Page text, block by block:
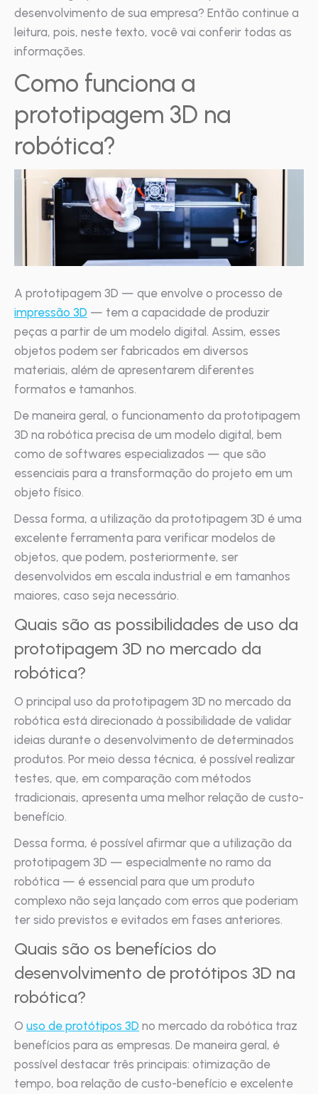
desenvolvimento de sua empresa? Então continue a
leitura, pois, neste texto, você vai conferir todas as
informações.
Como funciona a
prototipagem 3D na
robótica?
A prototipagem 3D — que envolve o processo de
impressão 3D — tem a capacidade de produzir
peças a partir de um modelo digital. Assim, esses
objetos podem ser fabricados em diversos
materiais, além de apresentarem diferentes
formatos e tamanhos.
De maneira geral, o funcionamento da prototipagem
3D na robótica precisa de um modelo digital, bem
como de softwares especializados — que são
essenciais para a transformação do projeto em um
objeto físico.
Dessa forma, a utilização da prototipagem 3D é uma
excelente ferramenta para verificar modelos de
objetos, que podem, posteriormente, ser
desenvolvidos em escala industrial e em tamanhos
maiores, caso seja necessário.
Quais são as possibilidades de uso da
prototipagem 3D no mercado da
robótica?
O principal uso da prototipagem 3D no mercado da
robótica está direcionado à possibilidade de validar
ideias durante o desenvolvimento de determinados
produtos. Por meio dessa técnica, é possível realizar
testes, que, em comparação com métodos
tradicionais, apresenta uma melhor relação de custo-
benefício.
Dessa forma, é possível afirmar que a utilização da
prototipagem 3D — especialmente no ramo da
robótica — é essencial para que um produto
complexo não seja lançado com erros que poderiam
ter sido previstos e evitados em fases anteriores.
Quais são os benefícios do
desenvolvimento de protótipos 3D na
robótica?
O uso de protótipos 3D no mercado da robótica traz
benefícios para as empresas. De maneira geral, é
possível destacar três principais: otimização de
tempo, boa relação de custo-benefício e excelente